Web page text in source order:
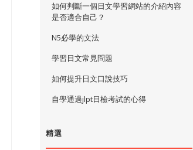
如何判斷一個日文學習網站的介紹內容
是否適合自己？
N5必學的文法
學習日文常見問題
如何提升日文口說技巧
自學通過jlpt日檢考試的心得
精選